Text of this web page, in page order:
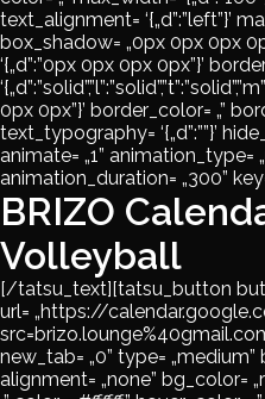
text_alignment= ‘{„d”:”left”}’
box_shadow= „0px 0px 0px
‘{„d”:”0px 0px 0px 0px”}’
0px 0px”}’ border_color= „”
text_typography= ‘{„d”:””}’
animate= „1” animation_type=
animation_duration= „300”
BRIZO
Volleyball
[/tatsu_text][tatsu_button
url= „https://
new_tab= „0” type=
alignment= „none” bg_color=